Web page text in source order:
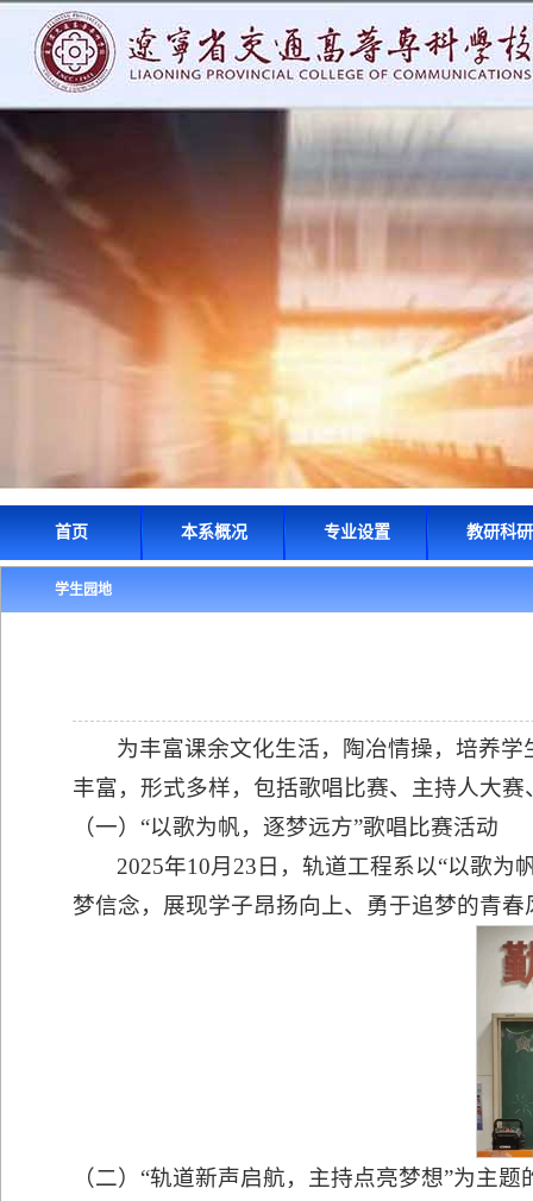
首页 本系概况 专业设置 教研科研
学生园地
为丰富课余文化生活，陶冶情操，培养
丰富，形式多样，包括歌唱比赛、主持人大
（一）“以歌为帆，逐梦远方”歌唱比赛活动
2025年10月23日，轨道工程系以“以歌
梦信念，展现学子昂扬向上、勇于追梦的青
（二）“轨道新声启航，主持点亮梦想”为主题